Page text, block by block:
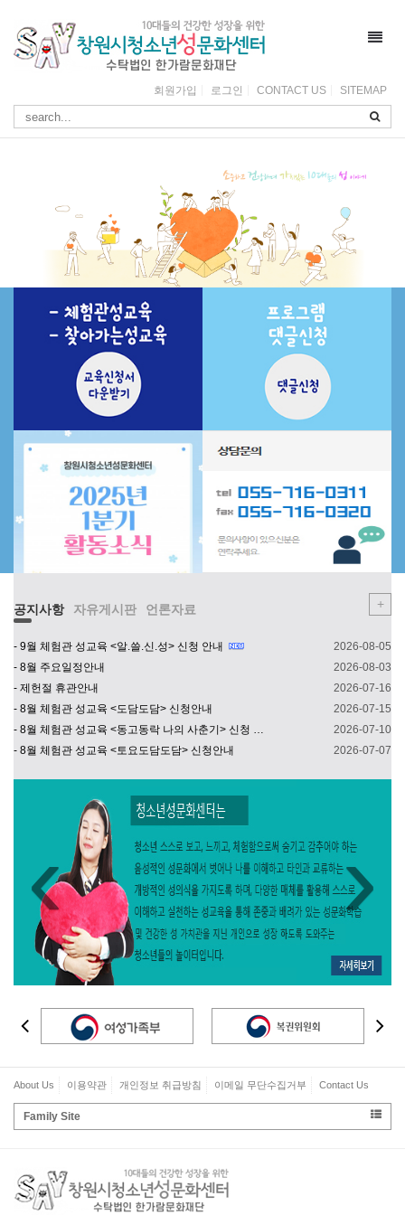
회원가입 로그인 CONTACT US SITEMAP
공지사항 자유게시판 언론자료 +
- 9월 체험관 성교육 <알.쓸.신.성> 신청 안내
2026-08-05
- 8월 주요일정안내
2026-08-03
- 제헌절 휴관안내
2026-07-16
- 8월 체험관 성교육 <도담도담> 신청안내
2026-07-15
- 8월 체험관 성교육 <동고동락 나의 사춘기> 신청 안내
2026-07-10
- 8월 체험관 성교육 <토요도담도담> 신청안내
2026-07-07
‹ ›
About Us 이용약관 개인정보 취급방침 이메일 무단수집거부 Contact Us
Family Site